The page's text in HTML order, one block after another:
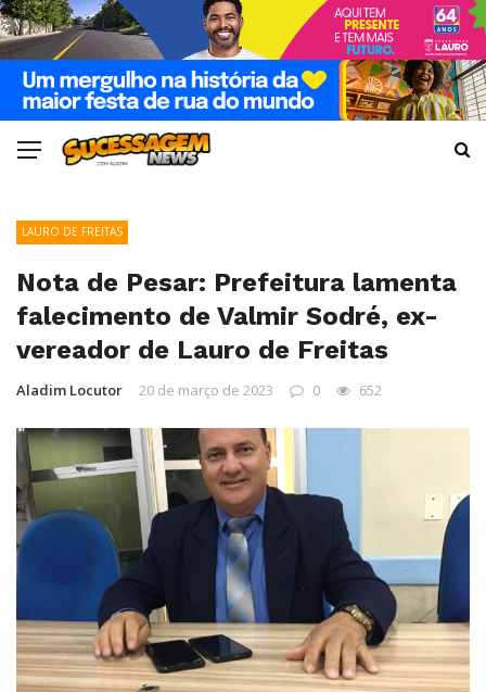
LAURO DE FREITAS
Nota de Pesar: Prefeitura lamenta
falecimento de Valmir Sodré, ex-
vereador de Lauro de Freitas
Aladim Locutor 20 de março de 2023 0 652